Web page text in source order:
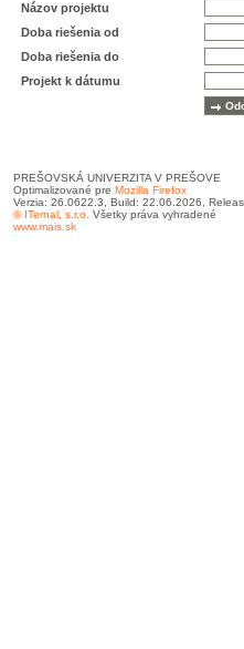
Názov projektu
Doba riešenia od
Doba riešenia do
Projekt k dátumu
PREŠOVSKÁ UNIVERZITA V PREŠOVE
Optimalizované pre Mozilla Firefox
Verzia: 26.0622.3, Build: 22.06.2026,
© ITernal, s.r.o. Všetky práva vyhradené
www.mais.sk